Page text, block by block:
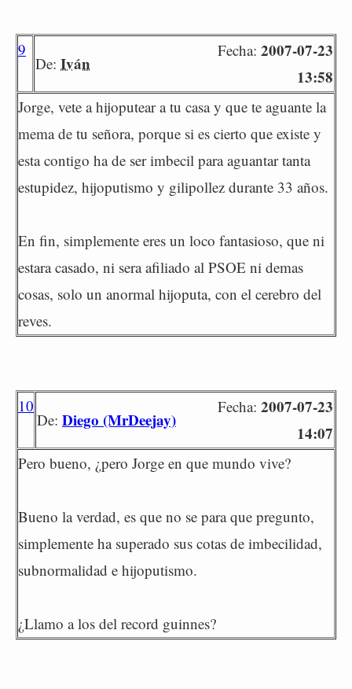
9
De: Iván
Fecha: 2007-07-23
13:58
Jorge, vete a hijoputear a tu casa y que te aguante la
mema de tu señora, porque si es cierto que existe y
esta contigo ha de ser imbecil para aguantar tanta
estupidez, hijoputismo y gilipollez durante 33 años.
En fin, simplemente eres un loco fantasioso, que ni
estara casado, ni sera afiliado al PSOE ni demas
cosas, solo un anormal hijoputa, con el cerebro del
reves.
10
De: Diego (MrDeejay)
Fecha: 2007-07-23
14:07
Pero bueno, ¿pero Jorge en que mundo vive?
Bueno la verdad, es que no se para que pregunto,
simplemente ha superado sus cotas de imbecilidad,
subnormalidad e hijoputismo.
¿Llamo a los del record guinnes?